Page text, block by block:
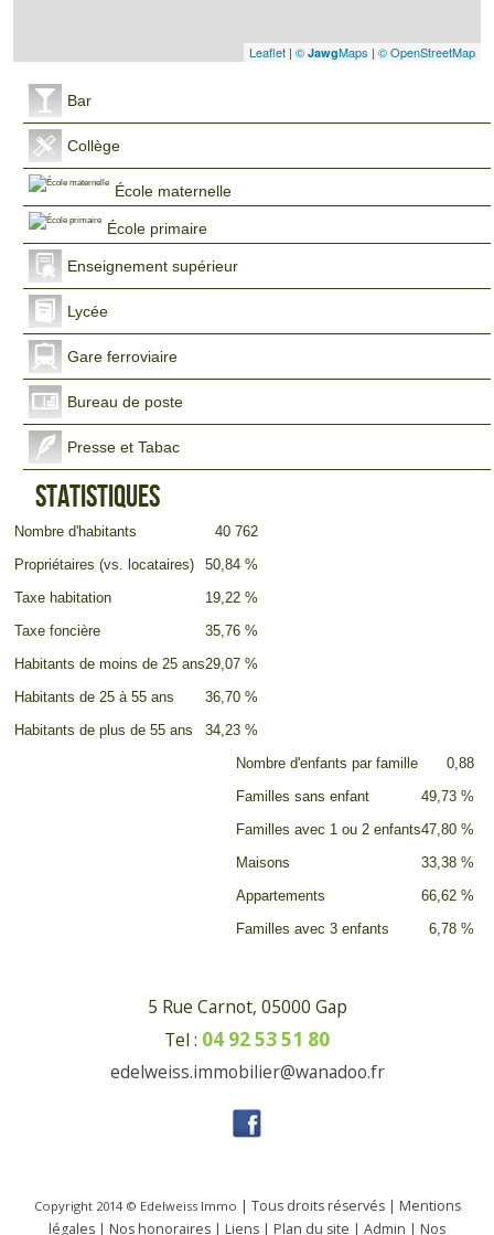
Leaflet | © JawgMaps | © OpenStreetMap
Bar
Collège
École maternelle
École primaire
Enseignement supérieur
Lycée
Gare ferroviaire
Bureau de poste
Presse et Tabac
Statistiques
Nombre d'habitants
40 762
Propriétaires (vs. locataires)
50,84 %
Taxe habitation
19,22 %
Taxe foncière
35,76 %
Habitants de moins de 25 ans29,07 %
Habitants de 25 à 55 ans
36,70 %
Habitants de plus de 55 ans
34,23 %
Nombre d'enfants par famille
0,88
Familles sans enfant
49,73 %
Familles avec 1 ou 2 enfants47,80 %
Maisons
33,38 %
Appartements
66,62 %
Familles avec 3 enfants
6,78 %
5 Rue Carnot, 05000 Gap
Tel : 04 92 53 51 80
edelweiss.immobilier@wanadoo.fr
Copyright 2014 © Edelweiss Immo | Tous droits réservés | Mentions
légales | Nos honoraires | Liens | Plan du site | Admin | Nos